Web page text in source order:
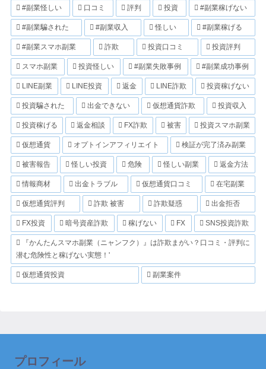
#副業怪しい 口コミ 評判 投資 #副業稼げない
#副業騙された #副業収入 怪しい #副業稼げる
#副業スマホ副業 詐欺 投資口コミ 投資評判
スマホ副業 投資怪しい #副業失敗事例 #副業成功事例
LINE副業 LINE投資 返金 LINE詐欺 投資稼げない
投資騙された 出金できない 仮想通貨詐欺 投資収入
投資稼げる 返金相談 FX詐欺 被害 投資スマホ副業
仮想通貨 オプトインアフィリエイト 検証が完了済み副業
被害報告 怪しい投資 危険 怪しい副業 返金方法
情報商材 出金トラブル 仮想通貨口コミ 在宅副業
仮想通貨評判 詐欺 被害 詐欺疑惑 出金拒否
FX投資 暗号資産詐欺 稼げない FX SNS投資詐欺
『かんたんスマホ副業（ニャンフク）』は詐欺まがい？口コミ・評判に
潜む危険性と稼げない実態！'
仮想通貨投資 副業案件
プロフィール